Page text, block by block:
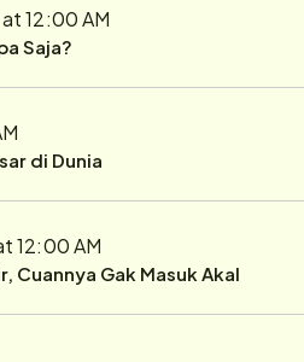
12:00 AM
Saja?
di Dunia
12:00 AM
Cuannya Gak Masuk Akal